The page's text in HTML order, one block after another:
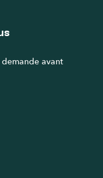
avant